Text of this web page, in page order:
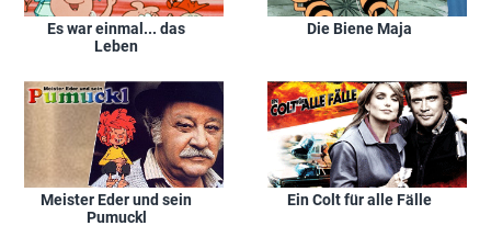
Es war einmal... das
Leben
Die Biene Maja
Meister Eder und sein
Pumuckl
Ein Colt für alle Fälle